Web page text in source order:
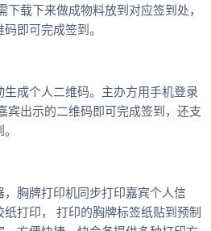
载下来做成物料放到对应签到处，
即可完成签到。
成个人二维码。主办方用手机登录
宾出示的二维码即可完成签到，还支
胸牌打印机同步打印嘉宾个人信
打印， 打印的胸牌标签纸贴到预制